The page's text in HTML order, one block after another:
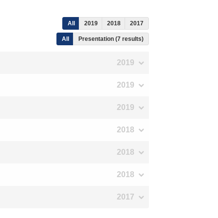
All 2019 2018 2017
All Presentation (7 results)
2019
2019
2019
2018
2018
2018
2017